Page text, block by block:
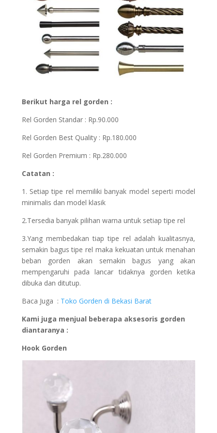
Berikut harga rel gorden :
Rel Gorden Standar : Rp.90.000
Rel Gorden Best Quality : Rp.180.000
Rel Gorden Premium : Rp.280.000
Catatan :
1. Setiap tipe rel memiliki banyak model seperti model
minimalis dan model klasik
2.Tersedia banyak pilihan warna untuk setiap tipe rel
3.Yang membedakan tiap tipe rel adalah kualitasnya,
semakin bagus tipe rel maka kekuatan untuk menahan
beban gorden akan semakin bagus yang akan
mempengaruhi pada lancar tidaknya gorden ketika
dibuka dan ditutup.
Baca Juga : Toko Gorden di Bekasi Barat
Kami juga menjual beberapa aksesoris gorden
diantaranya :
Hook Gorden